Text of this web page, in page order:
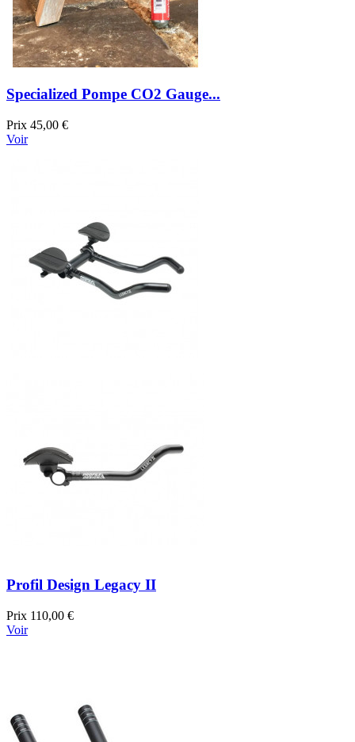
Specialized Pompe CO2 Gauge...
Prix 45,00 €
Voir
Profil Design Legacy II
Prix 110,00 €
Voir